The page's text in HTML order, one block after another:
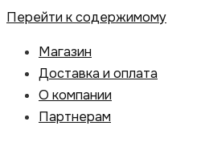
Перейти к содержимому
Магазин
Доставка и оплата
О компании
Партнерам